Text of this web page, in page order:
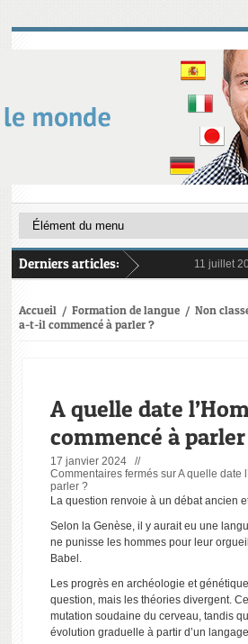
Derniers articles: 11 juillet
6 janvier
21 octobre
Accueil /Formation de langue /Non
a-t-il commencé à parler ?
A quelle date
commencé à
17 janvier 2024 //
Commentaires ferméssur A quelle date
parler ?
La question renvoie à un débat ancien
Selon la Genèse, il y aurait eu une
ne punisse les hommes pour leur
Babel.
Les progrès en archéologie et
question, mais les théories divergent.
mutation soudaine du cerveau, tandis
évolution graduelle à partir d’un